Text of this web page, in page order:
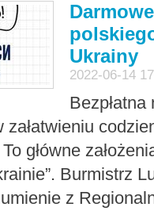
Ukrainy
2022-06-14
główne
Burmistrz
z